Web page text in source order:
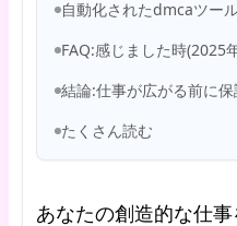
FAQ:感じました時(2025
結論:仕事が広がる前に保
たくさん読む
あなたの創造的な仕